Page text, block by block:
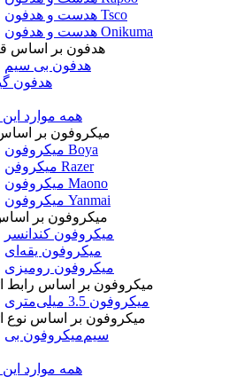
هدست و هدفون Tsco
هدست و هدفون Onikuma
هدفون بر اساس
هدفون بی سیم
هدفون
همه موارد
میکروفون بر
میکروفون Boya
میکروفن Razer
میکروفون Maono
میکروفون Yanmai
میکروفون بر
میکروفون کندانسر
میکروفون یقه‌ای
میکروفون رومیزی
میکروفون بر اساس رابط
میکروفون 3.5 میلی‌متری
میکروفون بر اساس نوع
میکروفون بی‌‎سیم
همه موارد